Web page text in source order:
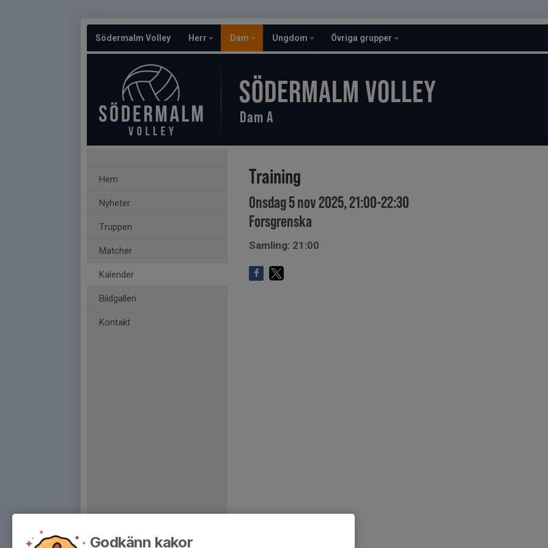
Södermalm Volley Herr Dam Ungdom Övriga grupper
SÖDERMALM VOLLEY
Dam A
Hem
Nyheter
Truppen
Matcher
Kalender
Bildgalleri
Kontakt
Training
Onsdag 5 nov 2025, 21:00-22:30
Forsgrenska
Samling: 21:00
Godkänn kakor